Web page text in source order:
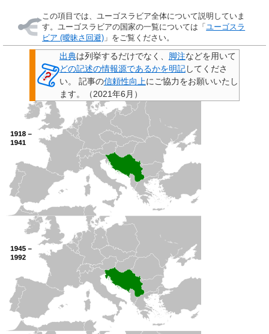
この項目では、ユーゴスラビア全体について説明していま
す。ユーゴスラビアの国家の一覧については「 ユーゴスラ
ビア (曖昧さ回避) 」をご覧ください。
出典は列挙するだけでなく、 脚注などを用いて
どの記述の情報源であるかを明記してくださ
い。
記事の信頼性向上にご協力をお願いいたし
ます。
（2021年6月 ）